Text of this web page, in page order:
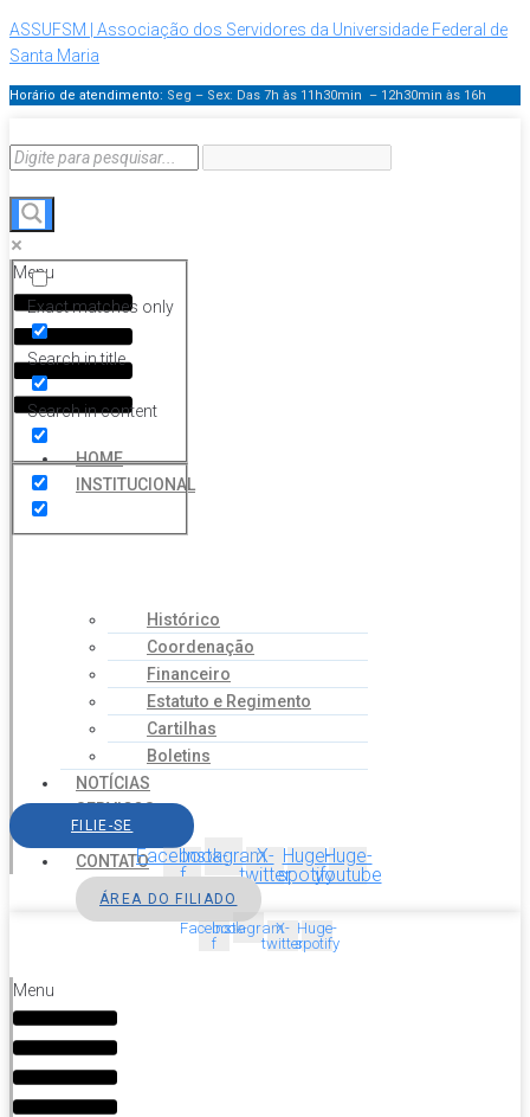
ASSUFSM | Associação dos Servidores da Universidade Federal de
Santa Maria
Horário de atendimento: Seg – Sex: Das 7h às 11h30min – 12h30min às 16h
Exact matches only
Search in title
Search in content
Menu
HOME
INSTITUCIONAL
Histórico
Coordenação
Financeiro
Estatuto e Regimento
Cartilhas
Boletins
NOTÍCIAS
SERVIÇOS
AGENDA
CONTATO
FILIE-SE
Facebook-
f
InstagramX-
twitter
Huge-
spotify
Huge-
youtube
ÁREA DO FILIADO
Facebook-
f
InstagramX-
twitter
Huge-
spotify
Menu